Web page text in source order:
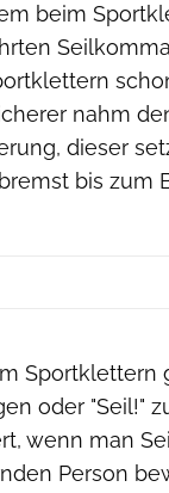
beim
nahm
dieser
bis zum
Sportklettern
oder "Seil!"
wenn man
Person